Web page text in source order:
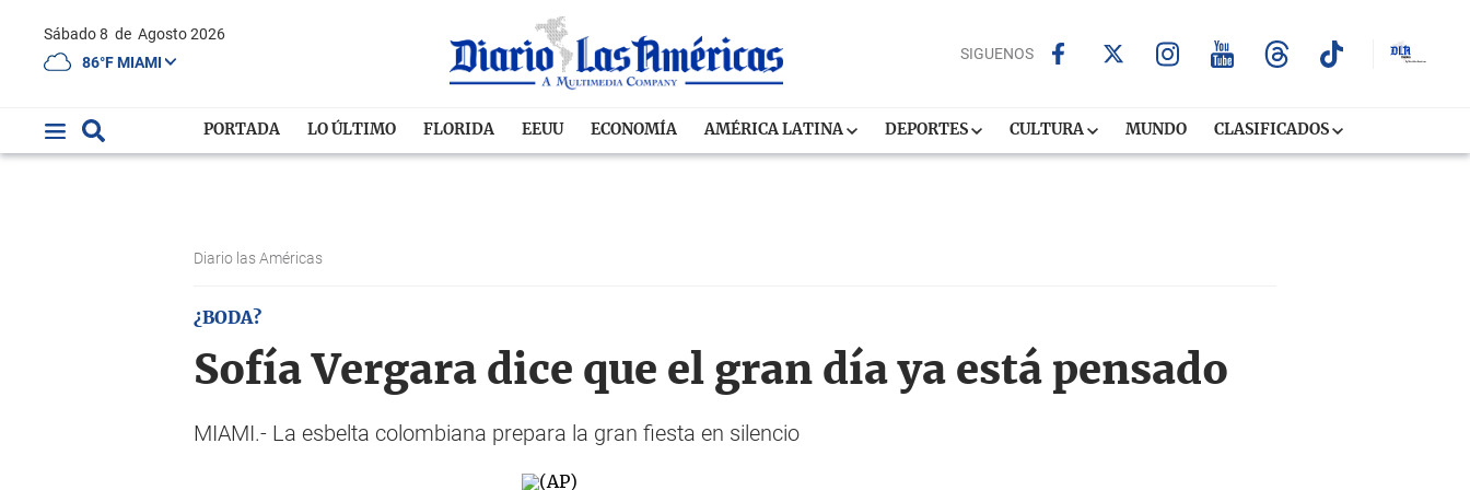
Sábado 8 de Agosto 2026
86°F MIAMI
SIGUENOS
PORTADA LO ÚLTIMO FLORIDA EEUU ECONOMÍA AMÉRICA LATINA DEPORTES CULTURA MUNDO CLASIFICADOS
Diario las Américas
¿BODA?
Sofía Vergara dice que el gran día ya está pensado
MIAMI.- La esbelta colombiana prepara la gran fiesta en silencio